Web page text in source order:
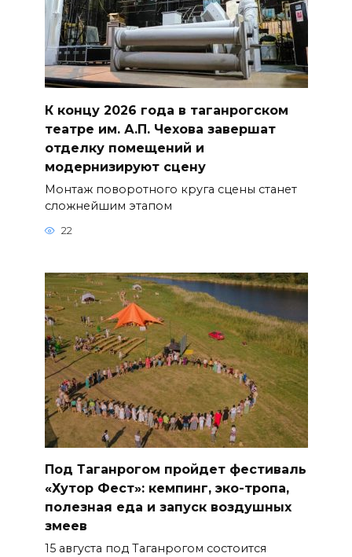
К концу 2026 года в таганрогском
театре им. А.П. Чехова завершат
отделку помещений и
модернизируют сцену
Монтаж поворотного круга сцены станет
сложнейшим этапом
22
Под Таганрогом пройдет фестиваль
«Хутор Фест»: кемпинг, эко-тропа,
полезная еда и запуск воздушных
змеев
15 августа под Таганрогом состоится